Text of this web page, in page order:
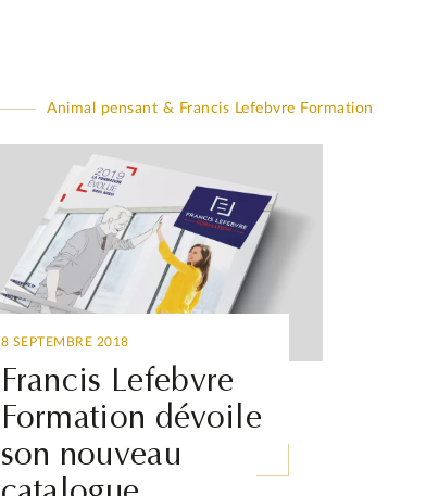
Animal pensant & Francis Lefebvre Formation
8 SEPTEMBRE 2018
Francis Lefebvre
Formation dévoile
son nouveau